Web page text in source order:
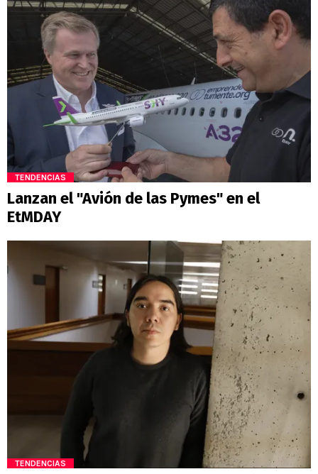
TENDENCIAS
Lanzan el "Avión de las Pymes" en el
EtMDAY
TENDENCIAS